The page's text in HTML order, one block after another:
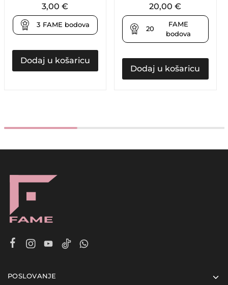
3,00€
3 FAME bodova
Dodaj u košaricu
20,00€
20
FAME
bodova
Dodaj u košaricu
POSLOVANJE